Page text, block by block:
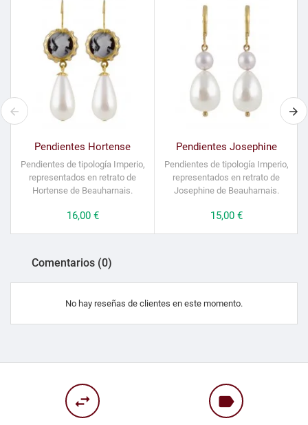
Pendientes Hortense
Pendientes de tipología Imperio,
representados en retrato de
Hortense de Beauharnais.
Precio
16,00 €
Pendientes Josephine
Pendientes de tipología Imperio,
representados en retrato de
Josephine de Beauharnais.
Precio
15,00 €
Comentarios (0)
No hay reseñas de clientes en este momento.
swap_horiz label